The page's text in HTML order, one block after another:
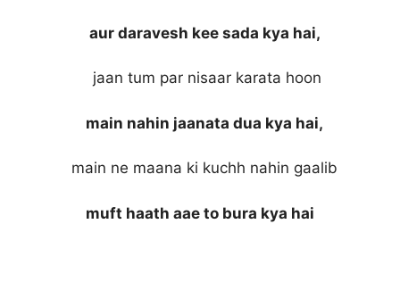
aur daravesh kee sada kya hai,
jaan tum par nisaar karata hoon
main nahin jaanata dua kya hai,
main ne maana ki kuchh nahin gaalib
muft haath aae to bura kya hai